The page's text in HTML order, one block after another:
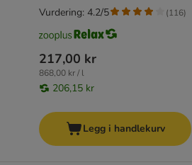
217,00 kr
868,00 kr / l
206,15 kr
Vurdering: 4.2/5 (116)
Legg i handlekurv